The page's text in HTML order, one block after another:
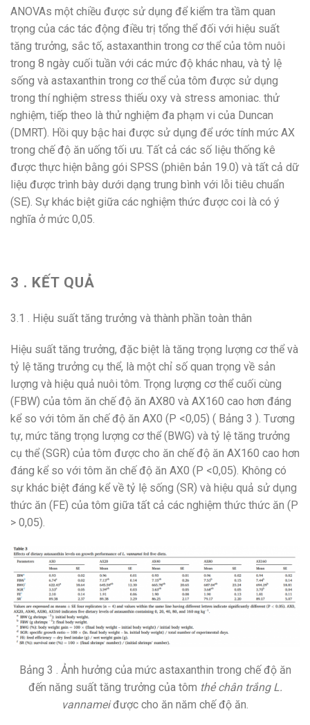
ANOVAs một chiều được sử dụng để kiểm tra tầm quan
trọng của các tác động điều trị tổng thể đối với hiệu suất
tăng trưởng, sắc tố, astaxanthin trong cơ thể của tôm nuôi
trong 8 ngày cuối tuần với các mức độ khác nhau, và tỷ lệ
sống và astaxanthin trong cơ thể của tôm được sử dụng
trong thí nghiệm stress thiếu oxy và stress amoniac. thử
nghiệm, tiếp theo là thử nghiệm đa phạm vi của Duncan
(DMRT). Hồi quy bậc hai được sử dụng để ước tính mức AX
trong chế độ ăn uống tối ưu. Tất cả các số liệu thống kê
được thực hiện bằng gói SPSS (phiên bản 19.0) và tất cả dữ
liệu được trình bày dưới dạng trung bình với lỗi tiêu chuẩn
(SE). Sự khác biệt giữa các nghiệm thức được coi là có ý
nghĩa ở mức 0,05.
3 . KẾT QUẢ
3.1 . Hiệu suất tăng trưởng và thành phần toàn thân
Hiệu suất tăng trưởng, đặc biệt là tăng trọng lượng cơ thể và
tỷ lệ tăng trưởng cụ thể, là một chỉ số quan trọng về sản
lượng và hiệu quả nuôi tôm. Trọng lượng cơ thể cuối cùng
(FBW) của tôm ăn chế độ ăn AX80 và AX160 cao hơn đáng
kể so với tôm ăn chế độ ăn AX0 (P <0,05) ( Bảng 3 ). Tương
tự, mức tăng trọng lượng cơ thể (BWG) và tỷ lệ tăng trưởng
cụ thể (SGR) của tôm được cho ăn chế độ ăn AX160 cao hơn
đáng kể so với tôm ăn chế độ ăn AX0 (P <0,05). Không có
sự khác biệt đáng kể về tỷ lệ sống (SR) và hiệu quả sử dụng
thức ăn (FE) của tôm giữa tất cả các nghiệm thức thức ăn (P
> 0,05).
Bảng 3 . Ảnh hưởng của mức astaxanthin trong chế độ ăn
đến năng suất tăng trưởng của tôm thẻ chân trắng L.
vannameiđược cho ăn năm chế độ ăn.